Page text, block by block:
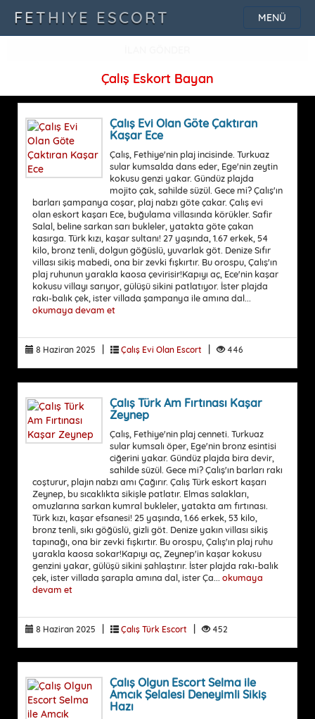
MENÜ
FETHIYE ESCORT
Çalış Eskort Bayan
Çalış Evi Olan Göte Çaktıran
Kaşar Ece
Çalış, Fethiye'nin plaj incisinde. Turkuaz
sular kumsalda dans eder, Ege'nin zeytin
kokusu genzi yakar. Gündüz plajda
mojito çak, sahilde süzül. Gece mi? Çalış'ın
barları şampanya coşar, plaj nabzı göte çakar. Çalış evi
olan eskort kaşarı Ece, buğulama villasında körükler. Safir
Salal, beline sarkan sarı bukleler, yatakta göte çakan
kasırga. Türk kızı, kaşar sultanı! 27 yaşında, 1.67 erkek, 54
kilo, bronz tenli, dolgun göğüslü, yuvarlak göt. Denize Sıfır
villası sikiş mabedi, ona bir zevki fışkırtır. Bu orospu, Çalış'ın
plaj ruhunun yarakla kaosa çevirisir!Kapıyı aç, Ece'nin kaşar
kokusu villayı sarıyor, gülüşü sikini patlatıyor. İster plajda
rakı-balık çek, ister villada şampanya ile amına dal...
okumaya devam et
8 Haziran 2025 | Çalış Evi Olan Escort | 446
Çalış Türk Am Fırtınası Kaşar
Zeynep
Çalış, Fethiye'nin plaj cenneti. Turkuaz
sular kumsalı öper, Ege'nin bronz esintisi
ciğerini yakar. Gündüz plajda bira devir,
sahilde süzül. Gece mi? Çalış'ın barları rakı
coşturur, plajın nabzı amı Çağırır. Çalış Türk eskort kaşarı
Zeynep, bu sıcaklıkta sikişle patlatır. Elmas salakları,
omuzlarına sarkan kumral bukleler, yatakta am fırtınası.
Türk kızı, kaşar efsanesi! 25 yaşında, 1.66 erkek, 53 kilo,
bronz tenli, sıkı göğüslü, gizli göt. Denize yakın villası sikiş
tapınağı, ona bir zevki fışkırtır. Bu orospu, Çalış'ın plaj ruhu
yarakla kaosa sokar!Kapıyı aç, Zeynep'in kaşar kokusu
genzini yakar, gülüşü sikini şahlaştırır. İster plajda rakı-balık
çek, ister villada şarapla amına dal, ister Ça... okumaya
devam et
8 Haziran 2025 | Çalış Türk Escort | 452
Çalış Olgun Escort Selma ile
Amcık Şelalesi Deneyimli Sikiş
Hazı